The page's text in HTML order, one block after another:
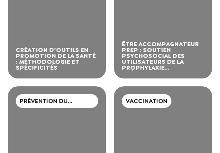
CRÉATION D'OUTILS EN
PROMOTION DE LA SANTÉ
: MÉTHODOLOGIE ET
SPÉCIFICITÉS
ÊTRE ACCOMPAGNATEUR
PREP : SOUTIEN
PSYCHOSOCIAL DES
UTILISATEURS DE LA
PROPHYLAXIE
PRÉEXPOSITION
PRÉVENTION DU
VIH/SIDA, IST, HÉPATITE
VACCINATION